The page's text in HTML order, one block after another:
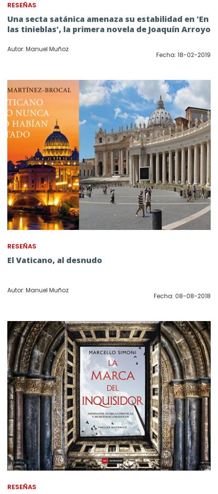
RESEÑAS
Una secta satánica amenaza su estabilidad en 'En
las tinieblas', la primera novela de Joaquín Arroyo
Autor: Manuel Muñoz
Fecha: 18-02-2019
RESEÑAS
El Vaticano, al desnudo
Autor: Manuel Muñoz
Fecha: 08-08-2018
RESEÑAS